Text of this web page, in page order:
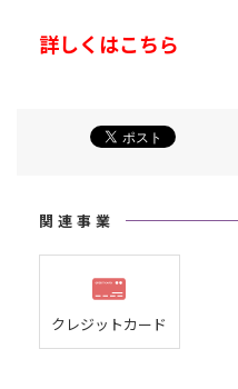
詳しくはこちら
関連事業
クレジットカード